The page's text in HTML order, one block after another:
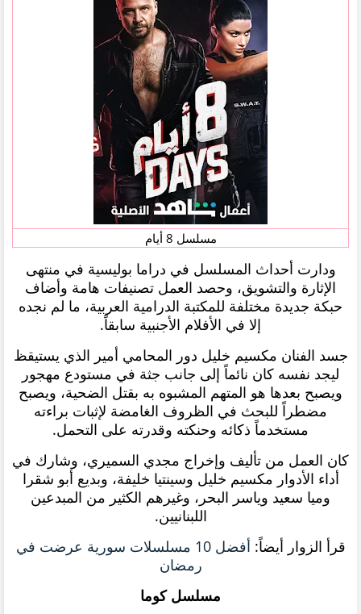
مسلسل 8 أيام
ودارت أحداث المسلسل في دراما بوليسية في منتهى
الإثارة والتشويق، وحصد العمل تصنيفات هامة وأضاف
حبكة جديدة مختلفة للمكتبة الدرامية العربية، ما لم نجده
إلا في الأفلام الأجنبية سابقاً.
جسد الفنان مكسيم خليل دور المحامي أمير الذي يستيقظ
ليجد نفسه كان نائماً إلى جانب جثة في مستودع مهجور
ويصبح بعدها هو المتهم المشبوه به بقتل الضحية، ويصبح
مضطراً للبحث في الظروف الغامضة لإثبات براءته
مستخدماً ذكائه وحنكته وقدرته على التحمل.
كان العمل من تأليف وإخراج مجدي السميري، وشارك في
أداء الأدوار مكسيم خليل وسينتيا خليفة، وبديع أبو شقرا
وميا سعيد وياسر البحر، وغيرهم الكثير من المبدعين
اللبنانيين.
قرأ الزوار أيضاً:
أفضل 10 مسلسلات سورية عرضت في
رمضان
مسلسل كوما